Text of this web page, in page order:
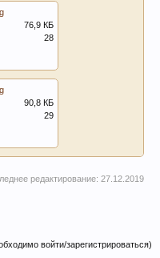
76,9 КБ
28
90,8 КБ
29
редактирование: 27.12.2019
войти/зарегистрироваться)